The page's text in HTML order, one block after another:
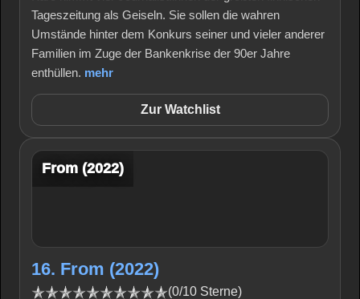
Tageszeitung als Geiseln. Sie sollen die wahren
Umstände hinter dem Konkurs seiner und vieler anderer
Familien im Zuge der Bankenkrise der 90er Jahre
enthüllen. mehr
Zur Watchlist
From (2022)
16. From (2022)
(0/10 Sterne)